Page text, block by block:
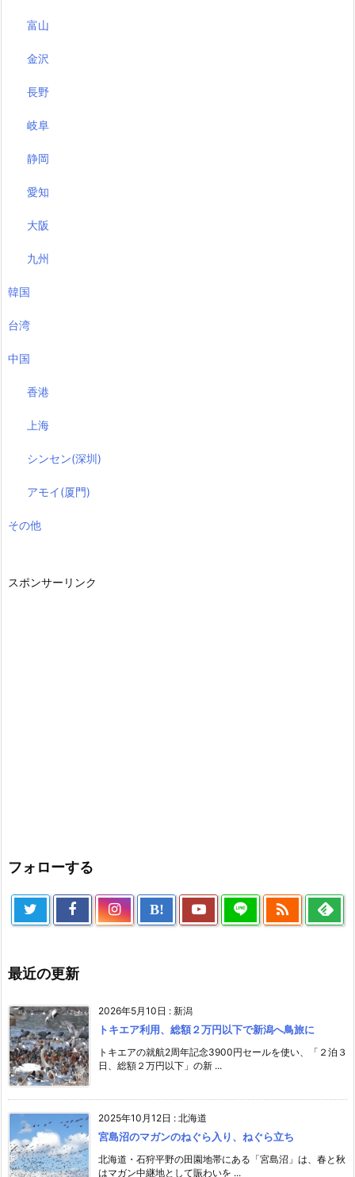
富山
金沢
長野
岐阜
静岡
愛知
大阪
九州
韓国
台湾
中国
香港
上海
シンセン(深圳)
アモイ(厦門)
その他
スポンサーリンク
フォローする
B! 
最近の更新
2026年5月10日 : 新潟
トキエア利用、総額２万円以下で新潟へ鳥旅に
トキエアの就航2周年記念3900円セールを使い、「２泊３
日、総額２万円以下」の新 ...
2025年10月12日 : 北海道
宮島沼のマガンのねぐら入り、ねぐら立ち
北海道・石狩平野の田園地帯にある「宮島沼」は、春と秋
はマガン中継地として賑わいを ...